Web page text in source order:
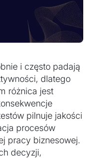
i często padają
dlatego
różnica jest
pilnuje jakości
procesów
pracy biznesowej.
decyzji,